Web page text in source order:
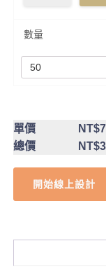
數量
單價 NT$7
總價
開始線上設計